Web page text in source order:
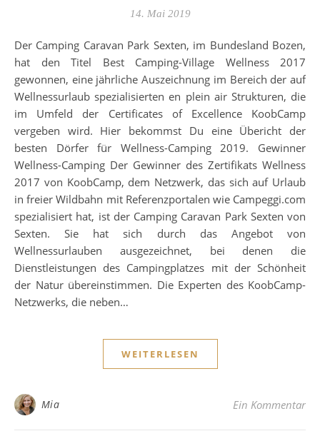
14. Mai 2019
Der Camping Caravan Park Sexten, im Bundesland Bozen,
hat den Titel Best Camping-Village Wellness 2017
gewonnen, eine jährliche Auszeichnung im Bereich der auf
Wellnessurlaub spezialisierten en plein air Strukturen, die
im Umfeld der Certificates of Excellence KoobCamp
vergeben wird. Hier bekommst Du eine Übericht der
besten Dörfer für Wellness-Camping 2019. Gewinner
Wellness-Camping Der Gewinner des Zertifikats Wellness
2017 von KoobCamp, dem Netzwerk, das sich auf Urlaub
in freier Wildbahn mit Referenzportalen wie Campeggi.com
spezialisiert hat, ist der Camping Caravan Park Sexten von
Sexten. Sie hat sich durch das Angebot von
Wellnessurlauben ausgezeichnet, bei denen die
Dienstleistungen des Campingplatzes mit der Schönheit
der Natur übereinstimmen. Die Experten des KoobCamp-
Netzwerks, die neben…
WEITERLESEN
Mia Ein Kommentar